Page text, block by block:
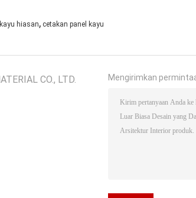
hiasan, cetakan panel kayu
CO., LTD. Mengirimkan